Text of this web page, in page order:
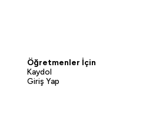
Öğretmenler İçin
Kaydol
Giriş Yap